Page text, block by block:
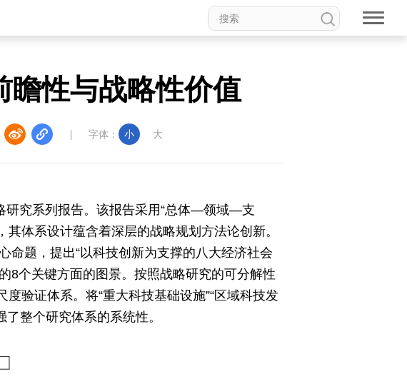
瞻性与战略性价值
字体： 小 大
研究系列报告。该报告采用“总体—领域—支
体系设计蕴含着深层的战略规划方法论创新。
命题，提出“以科技创新为支撑的八大经济社会
8个关键方面的图景。按照战略研究的可分解性
验证体系。将“重大科技基础设施”“区域科技发
整个研究体系的系统性。